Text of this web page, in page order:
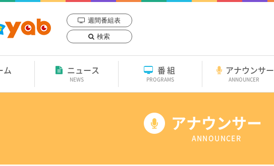
週間番組表
検索
ム ニュース
NEWS
番組
PROGRAMS
アナウンサー
ANNOUNCER
アナウンサー
ANNOUNCER